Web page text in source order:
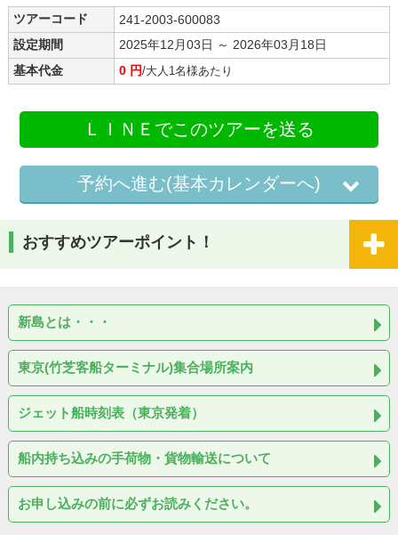
ツアーコード
241-2003-600083
設定期間
2025年12月03日 ～ 2026年03月18日
基本代金
0 円/大人1名様あたり
ＬＩＮＥでこのツアーを送る
予約へ進む(基本カレンダーへ)
おすすめツアーポイント！
新島とは・・・
東京(竹芝客船ターミナル)集合場所案内
ジェット船時刻表（東京発着）
船内持ち込みの手荷物・貨物輸送について
お申し込みの前に必ずお読みください。